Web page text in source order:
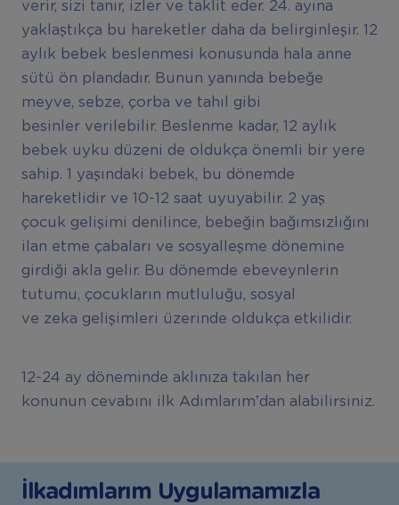
verir, sizi tanır, izler ve taklit eder. 24. ayına
yaklaştıkça bu hareketler daha da belirginleşir. 12
aylık bebek beslenmesi konusunda hala anne
sütü ön plandadır. Bunun yanında bebeğe
meyve, sebze, çorba ve tahıl gibi
besinler verilebilir. Beslenme kadar, 12 aylık
bebek uyku düzeni de oldukça önemli bir yere
sahip. 1 yaşındaki bebek, bu dönemde
hareketlidir ve 10-12 saat uyuyabilir. 2 yaş
çocuk gelişimi denilince, bebeğin bağımsızlığını
ilan etme çabaları ve sosyalleşme dönemine
girdiği akla gelir. Bu dönemde ebeveynlerin
tutumu, çocukların mutluluğu, sosyal
ve zeka gelişimleri üzerinde oldukça etkilidir.
12-24 ay döneminde aklınıza takılan her
konunun cevabını ilk Adımlarım’dan alabilirsiniz.
İlkadımlarım Uygulamamızla